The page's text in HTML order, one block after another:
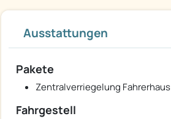
Ausstattungen
Pakete
Zentralverriegelung Fahrerhaus
Fahrgestell